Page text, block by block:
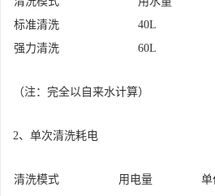
标准清洗
40L
强力清洗
60L
（注：完全以自来水计算）
2、单次清洗耗电
清洗模式 用电量 单